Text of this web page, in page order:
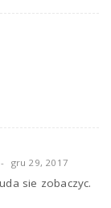
gru 29, 2017
sie zobaczyc.